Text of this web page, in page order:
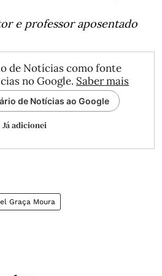
e professor aposentado
de Notícias como fonte
no Google. Saber mais
de Notícias ao Google
Já adicionei
Graça Moura